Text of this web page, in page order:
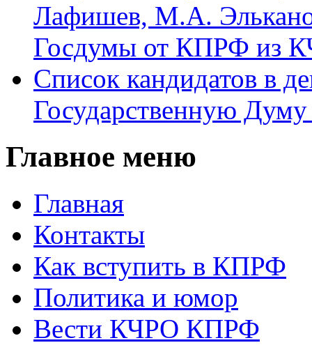
Лафишев, М.А.
Госдумы от КПРФ из
Список кандидатов в
Государственную
Главное меню
Главная
Контакты
Как вступить в КПРФ
Политика и юмор
Вести КЧРО КПРФ